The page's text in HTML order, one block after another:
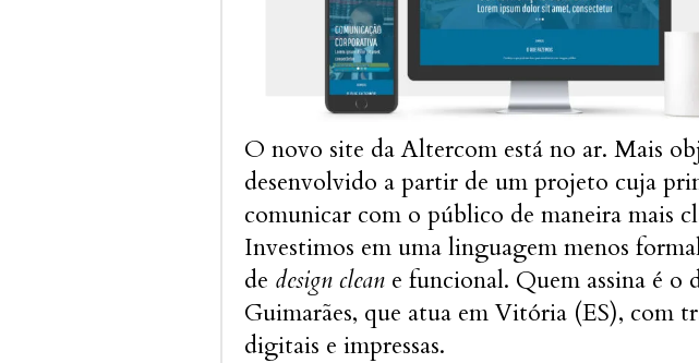
O novo site da Altercom está no ar. Mais
desenvolvido a partir de um projeto cuja
comunicar com o público de maneira mais
Investimos em uma linguagem menos
de design clean e funcional. Quem assina é o
Guimarães, que atua em Vitória (ES), com
digitais e impressas.